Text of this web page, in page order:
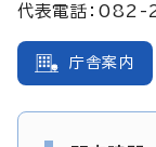
代表電話：
庁舎案内